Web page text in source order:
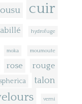
cuir
hydrofuge
moka moumoute
rose rouge
spherica talon
verni